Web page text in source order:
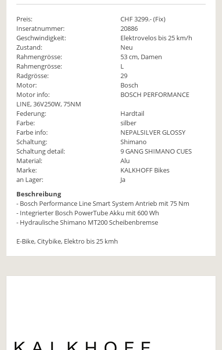
Preis: CHF3299.- (Fix)
Inseratnummer:
20886
Geschwindigkeit:
Elektrovelos bis 25 km/h
Zustand:
Neu
Rahmengrösse:
53 cm, Damen
Rahmengrösse:
L
Radgrösse:
29
Motor:
Bosch
Motor info:
BOSCH PERFORMANCE
LINE, 36V250W, 75NM
Federung:
Hardtail
Farbe:
silber
Farbe info:
NEPALSILVER GLOSSY
Schaltung:
Shimano
Schaltung detail:
9 GANG SHIMANO CUES
Material:
Alu
Marke:
KALKHOFF Bikes
an Lager:
Ja
Beschreibung
- Bosch Performance Line Smart System Antrieb mit 75 Nm
- Integrierter Bosch PowerTube Akku mit 600 Wh
- Hydraulische Shimano MT200 Scheibenbremse
E-Bike, Citybike, Elektro bis 25 kmh